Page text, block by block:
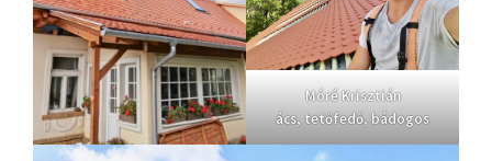
Móré Krisztián
ács, tetőfedő, bádogos